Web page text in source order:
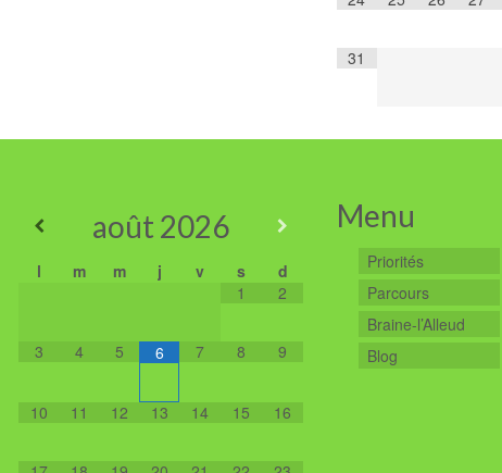
31
août 2026
l m m j v s
d
1
2
3 4 5 6 7 8 9
10 11 12 13 14 15 16
Menu
Priorités
Parcours
Braine-l’Alleud
Blog